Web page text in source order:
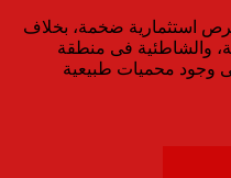
استثمارية ضخمة، بخلاف
والشاطئية فى منطقة
وجود محميات طبيعية